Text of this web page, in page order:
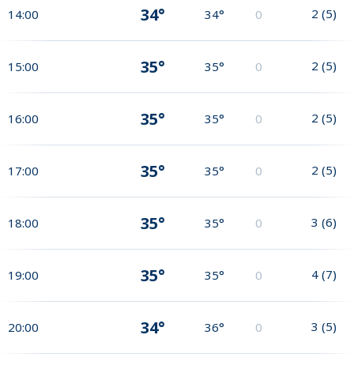
14:00 34° 34° 0 2 (5)
15:00 35° 35° 0 2 (5)
16:00 35° 35° 0 2 (5)
17:00 35° 35° 0 2 (5)
18:00 35° 35° 0 3 (6)
19:00 35° 35° 0 4 (7)
20:00 34° 36° 0 3 (5)